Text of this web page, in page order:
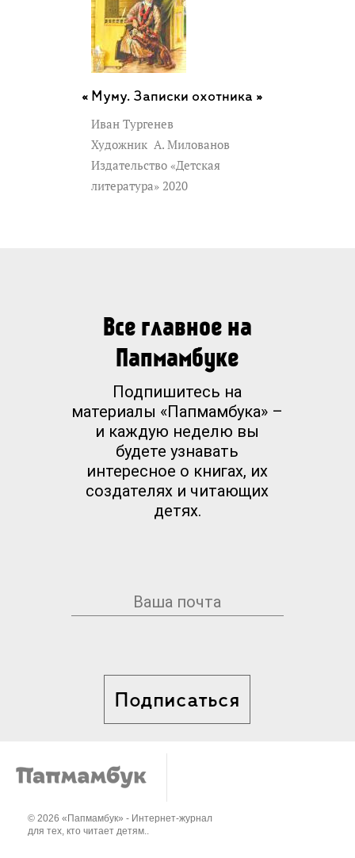
Муму. Записки охотника »
Иван Тургенев
Художник А. Милованов
Издательство «Детская
литература» 2020
Все главное на
Папмамбуке
Подпишитесь на
материалы «Папмамбука» –
и каждую неделю вы
будете узнавать
интересное о книгах, их
создателях и читающих
детях.
Подписаться
© 2026 «Папмамбук» - Интернет-журнал
для тех, кто читает детям..